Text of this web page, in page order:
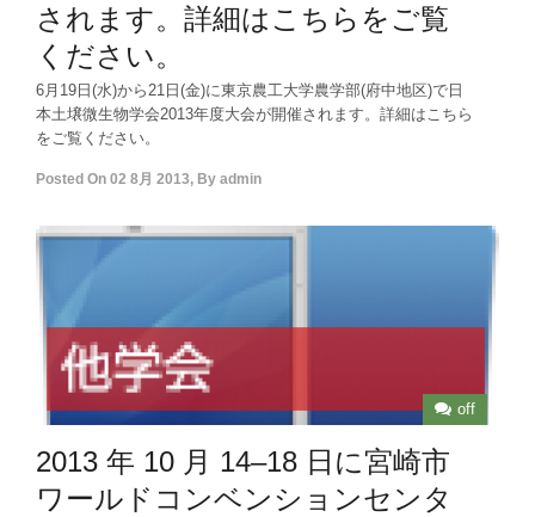
されます。詳細はこちらをご覧
ください。
6月19日(水)から21日(金)に東京農工大学農学部(府中地区)で日
本土壌微生物学会2013年度大会が開催されます。詳細はこちら
をご覧ください。
Posted On 02 8月 2013, By admin
off
2013 年 10 月 14–18 日に宮崎市
ワールドコンベンションセンタ